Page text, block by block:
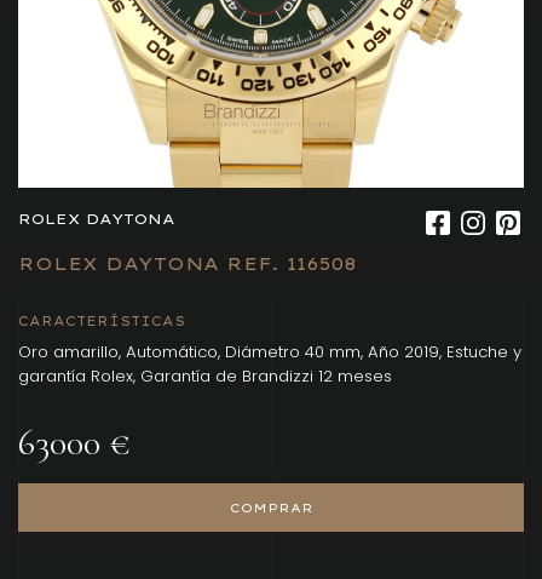
ROLEX DAYTONA
ROLEX DAYTONA REF. 116508
CARACTERÍSTICAS
Oro amarillo, Automático, Diámetro 40 mm, Año 2019, Estuche y
garantía Rolex, Garantía de Brandizzi 12 meses
63000 €
COMPRAR